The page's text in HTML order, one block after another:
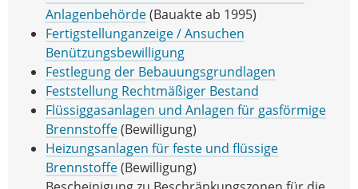
Anlagenbehörde(Bauakte ab 1995)
Fertigstellunganzeige / Ansuchen
Benützungsbewilligung
Festlegung der Bebauungsgrundlagen
Feststellung Rechtmäßiger Bestand
Flüssiggasanlagen und Anlagen für gasförmige
Brennstoffe(Bewilligung)
Heizungsanlagen für feste und flüssige
Brennstoffe(Bewilligung)